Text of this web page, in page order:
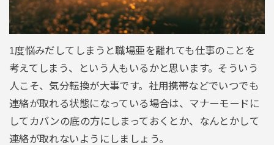
1度悩みだしてしまうと職場亜を離れても仕事のことを
考えてしまう、という人もいるかと思います。そういう
人こそ、気分転換が大事です。社用携帯などでいつでも
連絡が取れる状態になっている場合は、マナーモードに
してカバンの底の方にしまっておくとか、なんとかして
連絡が取れないようにしましょう。